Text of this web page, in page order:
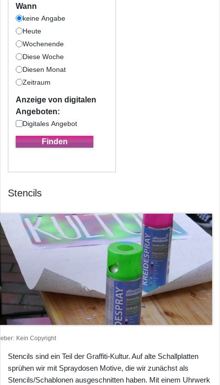
Wann
keine Angabe
Heute
Wochenende
Diese Woche
Diesen Monat
Zeitraum
Anzeige von digitalen
Angeboten:
Digitales Angebot
Stencils
Kein Copyright
Stencils sind ein Teil der Graffiti-Kultur. Auf alte Schallplatten
sprühen wir mit Spraydosen Motive, die wir zunächst als
Stencils/Schablonen ausgeschnitten haben. Mit einem Uhrwerk